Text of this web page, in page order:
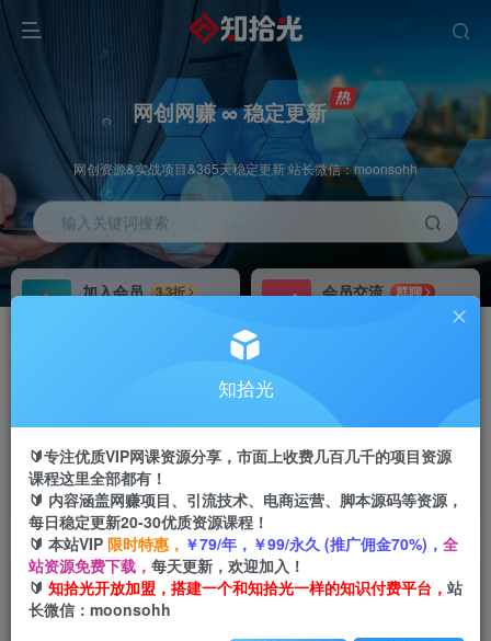
网创网赚 ∞ 稳定更新
网创资源&实战项目&365天稳定更新 站长微信：moonsohh
输入关键词搜索
加入会员
3.3折
会员交流
群聊
首页 创业课程 会员专属 正文
（7559期）微头条冷门美女相亲赛道，无脑复制
粘贴，轻松日入200＋
知拾光
🔰专注优质VIP网课资源分享，市面上收费几百几千的项目资源
课程这里全部都有！
🔰 内容涵盖网赚项目、引流技术、电商运营、脚本源码等资源，
每日稳定更新20-30优质资源课程！
🔰 本站VIP 限时特惠， ￥79/年，￥99/永久 (推广佣金70%)， 全
站资源免费下载， 每天更新，欢迎加入！
🔰 知拾光开放加盟，搭建一个和知拾光一样的知识付费平台， 站
长微信：moonsohh